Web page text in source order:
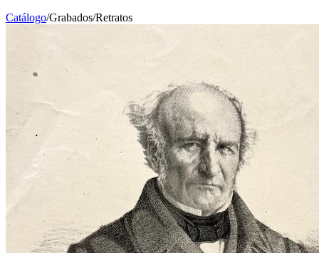
Catálogo/Grabados/Retratos